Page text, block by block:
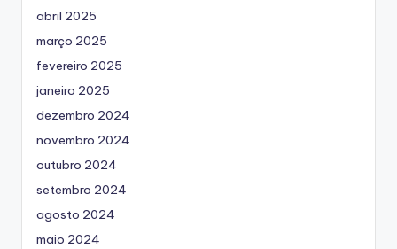
abril 2025
março 2025
fevereiro 2025
janeiro 2025
dezembro 2024
novembro 2024
outubro 2024
setembro 2024
agosto 2024
maio 2024